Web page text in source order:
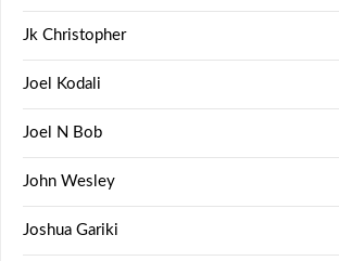
Jk Christopher
Joel Kodali
Joel N Bob
John Wesley
Joshua Gariki